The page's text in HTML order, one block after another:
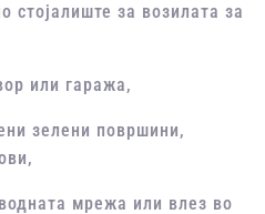
стојалиште за возилата за
или гаража,
зелени површини,
мрежа или влез во